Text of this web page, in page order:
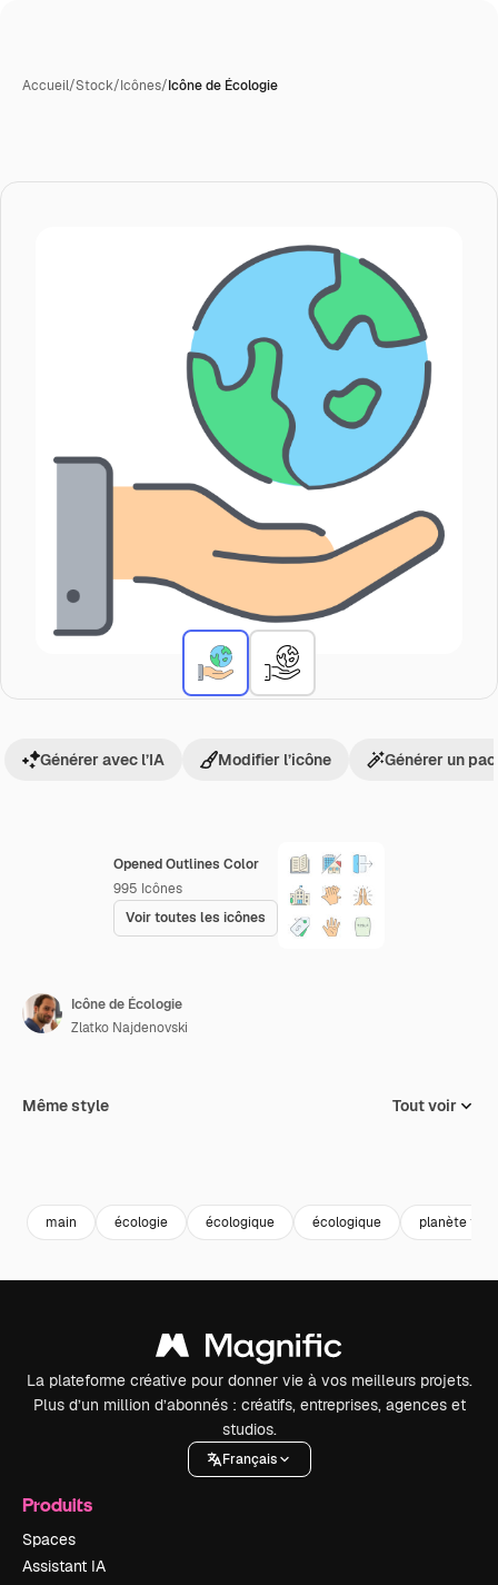
Accueil/Stock/Icônes/Icône de Écologie
Opened Outlines Color
995 Icônes
Voir toutes les icônes
Générer avec l’IA Modifier l’icône Générer un
Icône de Écologie
Zlatko Najdenovski
Même style Tout voir
main écologie écologique écologique planète
La plateforme créative pour donner vie à vos meilleurs projets.
Plus d’un million d’abonnés : créatifs, entreprises, agences et
studios.
Français
Produits
Spaces
Assistant IA